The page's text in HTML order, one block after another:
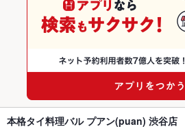
本格タイ料理バル プアン(puan) 渋谷店